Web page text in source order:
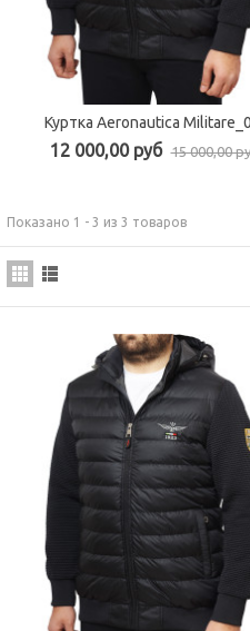
Быстрый просмотр
Куртка Aeronautica
12 000,00 руб 15 000,00
Показано 1 - 3 из 3 товаров